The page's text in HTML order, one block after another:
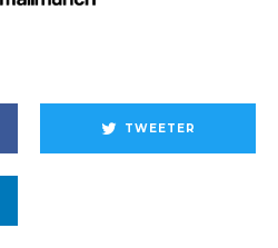
TWEETER